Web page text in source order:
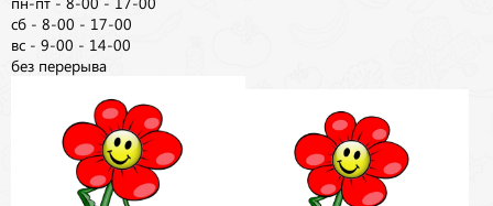
пн-пт - 8-00 - 17-00
сб - 8-00 - 17-00
вс - 9-00 - 14-00
без перерыва